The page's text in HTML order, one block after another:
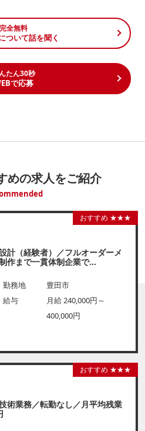
完全無料
ついて話を聞く
たん30秒
で応募
めの求人をご紹介
おすすめ ★★★
計（経験者）／フルオーダーメ
作まで一貫体制企業で...
勤務地
豊田市
給与
月給 240,000円～
400,000円
おすすめ ★★★
術業務／転勤なし／月平均残業